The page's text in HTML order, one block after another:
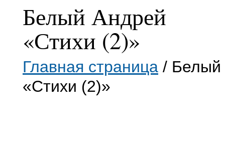
Белый Андрей
«Стихи (2)»
Главная страница / Белый
«Стихи (2)»